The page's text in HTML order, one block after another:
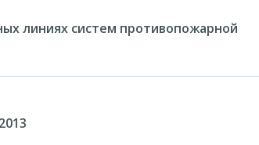
линиях систем противопожарной